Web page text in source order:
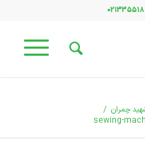
چمران /
sewing-